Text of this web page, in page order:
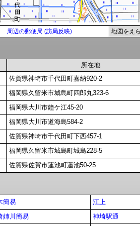
周辺の郵便局 (訪局反映) 地図をえ
所在地
佐賀県神埼市千代田町嘉納920-2
福岡県久留米市城島町四郎丸323-6
福岡県大川市鐘ケ江45-20
福岡県大川市道海島584-2
佐賀県神埼市千代田町下西457-1
福岡県久留米市城島町城島228-5
佐賀県佐賀市蓮池町蓮池50-25
簡易
江上
姉川簡易
神埼駅通